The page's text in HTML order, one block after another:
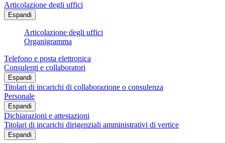
Articolazione degli uffici
Espandi
Articolazione degli uffici
Organigramma
Telefono e posta elettronica
Consulenti e collaboratori
Espandi
Titolari di incarichi di collaborazione o consulenza
Personale
Espandi
Dichiarazioni e attestazioni
Titolari di incarichi dirigenziali amministrativi di vertice
Espandi